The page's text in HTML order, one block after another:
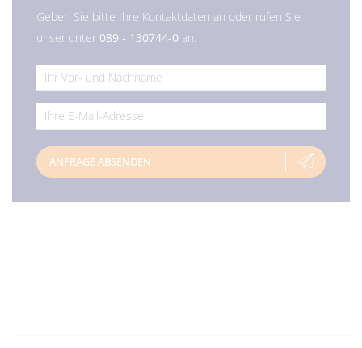
Geben Sie bitte Ihre Kontaktdaten an oder rufen Sie
unser unter 089 - 130744-0 an.
ANFRAGE ABSENDEN